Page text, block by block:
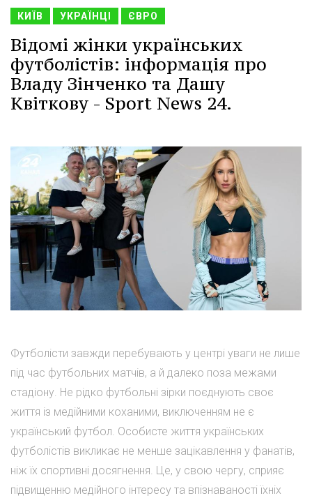
КИЇВ УКРАЇНЦІ ЄВРО
Відомі жінки українських
футболістів: інформація про
Владу Зінченко та Дашу
Квіткову - Sport News 24.
Футболісти завжди перебувають у центрі уваги не лише
під час футбольних матчів, а й далеко поза межами
стадіону. Не рідко футбольні зірки поєднують своє
життя із медійними коханими, виключенням не є
український футбол. Особисте життя українських
футболістів викликає не менше зацікавлення у фанатів,
ніж їх спортивні досягнення. Це, у свою чергу, сприяє
підвищенню медійного інтересу та впізнаваності їхніх